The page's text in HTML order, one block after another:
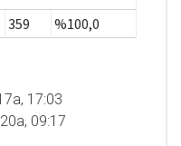
359 %100,0
17:03
09:17